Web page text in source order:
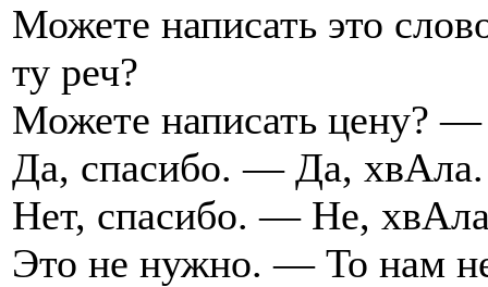
Можете написать это
ту реч?
Можете написать цену?
Да, спасибо. — Да, хвАла.
Нет, спасибо. — Не,
Это не нужно. — То нам